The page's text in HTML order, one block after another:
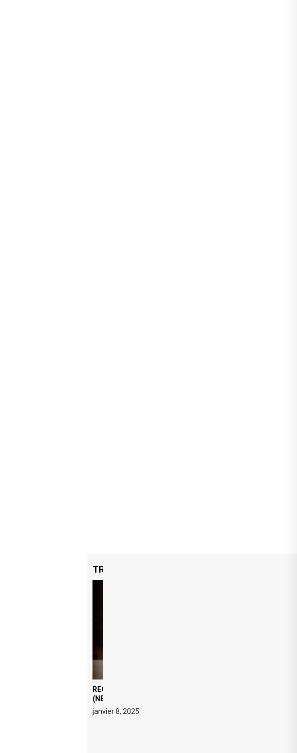
TRENDING NOW
REGARD ÉDITORIAL SUR JE M’APPELLE TIM
(NETFLIX) : AVICII, OU LE DOUBLE VISAGE D’UNE
ICÔNE SURCHAUFFÉE
janvier 8, 2025